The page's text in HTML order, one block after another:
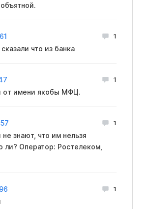
1
что из банка
1
Мошенники от имени якобы МФЦ.
1
знают, что им нельзя
ли? Оператор: Ростелеком,
1